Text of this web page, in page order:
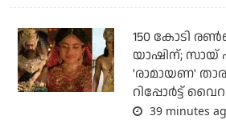
150 കോടി
യാഷിന്; സായ്
'രാമായണ'
റിപ്പോർട്ട്
39 minutes